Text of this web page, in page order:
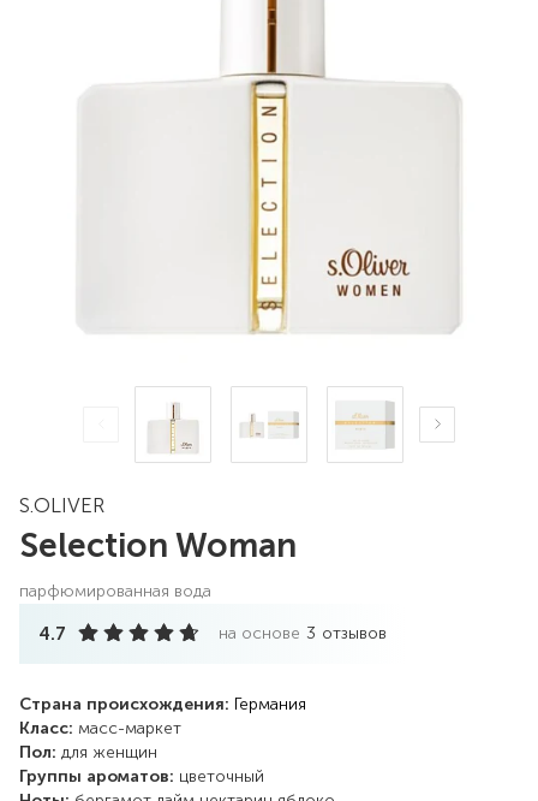
S.OLIVER
Selection Woman
парфюмированная вода
4.7 на основе 3 отзывов
Страна происхождения: Германия
Класс: масс-маркет
Пол: для женщин
Группы ароматов: цветочный